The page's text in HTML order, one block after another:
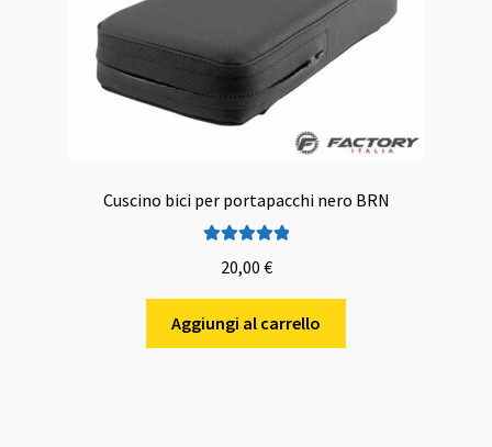
Cuscino bici per portapacchi nero BRN
su 5
20,00 €
Aggiungi al carrello